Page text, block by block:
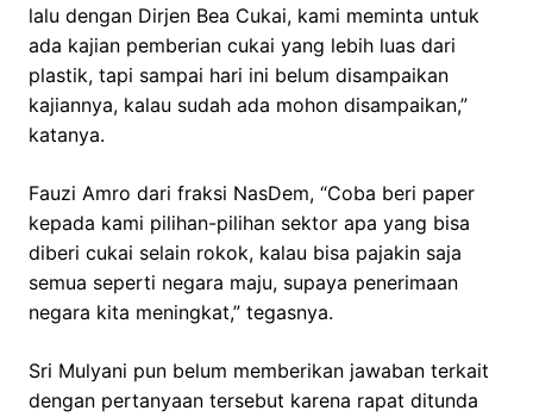
lalu dengan Dirjen Bea Cukai, kami meminta untuk
ada kajian pemberian cukai yang lebih luas dari
plastik, tapi sampai hari ini belum disampaikan
kajiannya, kalau sudah ada mohon disampaikan,”
katanya.
Fauzi Amro dari fraksi NasDem, “Coba beri paper
kepada kami pilihan-pilihan sektor apa yang bisa
diberi cukai selain rokok, kalau bisa pajakin saja
semua seperti negara maju, supaya penerimaan
negara kita meningkat,” tegasnya.
Sri Mulyani pun belum memberikan jawaban terkait
dengan pertanyaan tersebut karena rapat ditunda